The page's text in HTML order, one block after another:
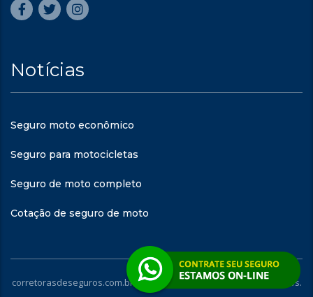
Notícias
Seguro moto econômico
Seguro para motocicletas
Seguro de moto completo
Cotação de seguro de moto
corretorasdeseguros.com.br - © 2023. Todos os direitos reservados.